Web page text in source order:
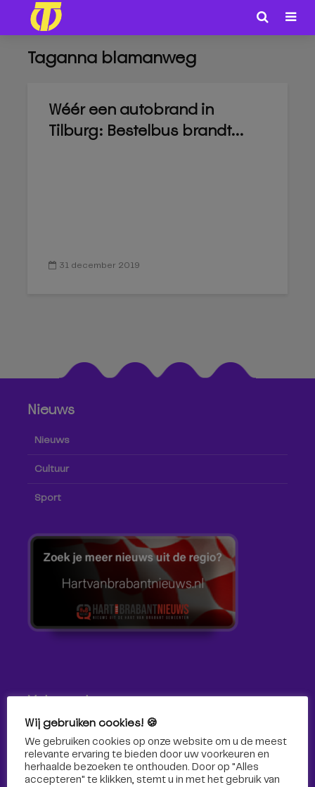
Taganna blamanweg
Wéér een autobrand in
Tilburg: Bestelbus brandt...
31 december 2019
Nieuws
Nieuws
Cultuur
Sport
Volg ons!
Volg Omroep Tilburg niet alleen hier, maar ook via social
media!
Wij gebruiken cookies! 🍪
We gebruiken cookies op onze website om u de meest
relevante ervaring te bieden door uw voorkeuren en
herhaalde bezoeken te onthouden. Door op "Alles
accepteren" te klikken, stemt u in met het gebruik van